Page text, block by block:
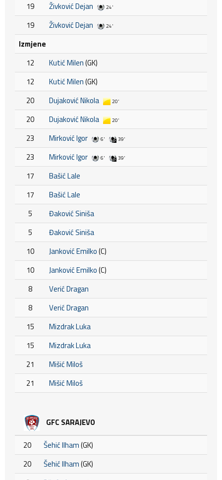
19
Živković Dejan 24'
19 Živković Dejan 24'
Izmjene
12
Kutić Milen(GK)
12
Kutić Milen(GK)
20
Dujaković Nikola 20'
20 Dujaković Nikola 20'
23 Mirković Igor 6' 39'
23 Mirković Igor 6' 39'
17
Bašić Lale
17
Bašić Lale
5
Đaković Siniša
5
Đaković Siniša
10
Janković Emilko(C)
10
Janković Emilko(C)
8
Verić Dragan
8
Verić Dragan
15
Mizdrak Luka
15
Mizdrak Luka
21
Mišić Miloš
21
Mišić Miloš
GFC SARAJEVO
20 Šehić Ilham(GK)
20
Šehić Ilham(GK)